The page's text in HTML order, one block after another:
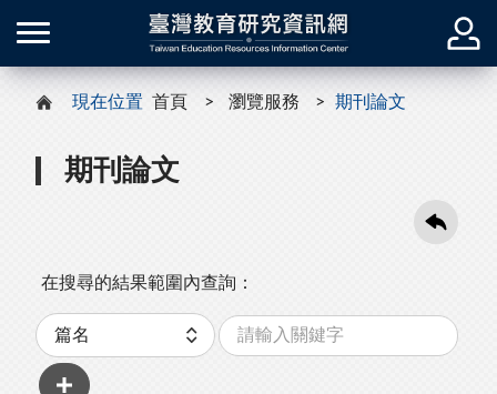
現在位置 首頁 瀏覽服務 期刊論文
期刊論文
在搜尋的結果範圍內查詢：
分
類
關
字